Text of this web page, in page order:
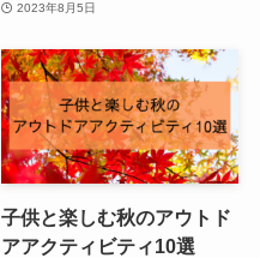
2023年8月5日
子供と楽しむ秋のアウトド
アアクティビティ10選